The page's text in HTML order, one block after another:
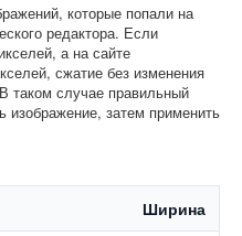
которые попали на
редактора. Если
а на сайте
сжатие без изменения
таком случае правильный
изображение, затем применить
Ширина